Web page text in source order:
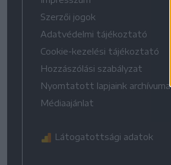
Szerzői jogok
Adatvédelmi tájékoztató
Cookie-kezelési tájékoztató
Hozzászólási szabályzat
Nyomtatott lapjaink archívuma
Médiaajánlat
Látogatottsági adatok